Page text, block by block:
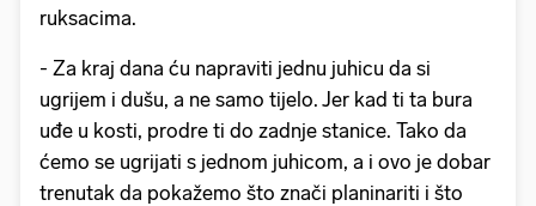
ruksacima.
- Za kraj dana ću napraviti jednu juhicu da si
ugrijem i dušu, a ne samo tijelo. Jer kad ti ta bura
uđe u kosti, prodre ti do zadnje stanice. Tako da
ćemo se ugrijati s jednom juhicom, a i ovo je dobar
trenutak da pokažemo što znači planinariti i što